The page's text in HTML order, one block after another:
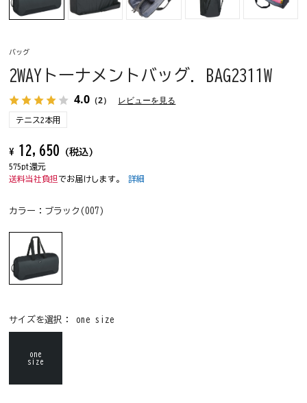
バッグ
2WAYトーナメントバッグ. BAG2311W
4.0 （2） レビューを見る
テニス2本用
¥ 12,650 (税込)
575pt還元
送料当社負担 でお届けします。詳細
カラー： ブラック(007)
サイズを選択：one size
one
size